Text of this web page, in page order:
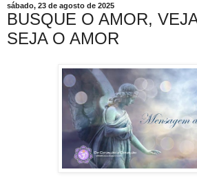
sábado, 23 de agosto de 2025
BUSQUE O AMOR,
SEJA O AMOR